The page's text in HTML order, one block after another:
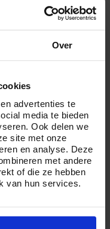
Over
advertenties te
media te bieden
Ook delen we
site met onze
en analyse. Deze
met andere
of die ze hebben
van hun services.
voor een
ruimte voor
één van onze
bij ons kiezen uit
besteden hebt en
crematie in
u. Want wij zijn
en waardig
ontvangen?